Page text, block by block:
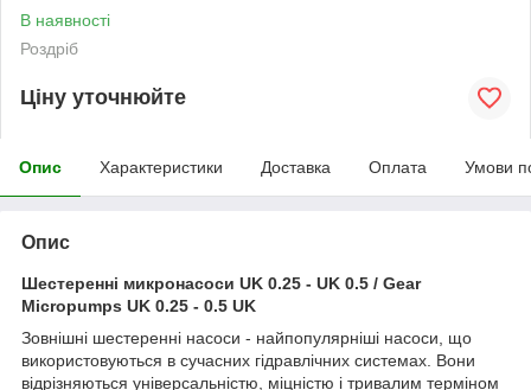
В наявності
Роздріб
Ціну уточнюйте
Опис Характеристики Доставка Оплата Умови
Опис
Шестеренні микронасоси UK 0.25 - UK 0.5 / Gear
Micropumps UK 0.25 - 0.5 UK
Зовнішні шестеренні насоси - найпопулярніші насоси, що
використовуються в сучасних гідравлічних системах. Вони
відрізняються універсальністю, міцністю і тривалим терміном